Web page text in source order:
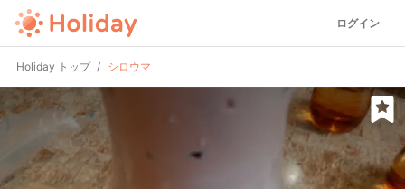
ログイン
Holiday トップ シロウマ